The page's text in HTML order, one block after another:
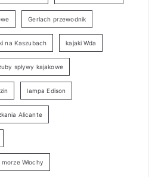
Gerlach przewodnik
na Kaszubach kajaki Wda
spływy kajakowe
lampa Edison
Alicante
Włochy